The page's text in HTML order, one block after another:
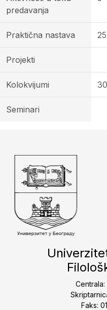
predavanja
Praktična nastava 25
Projekti
Kolokvijumi 30
Seminari
Centrala:
Faks: